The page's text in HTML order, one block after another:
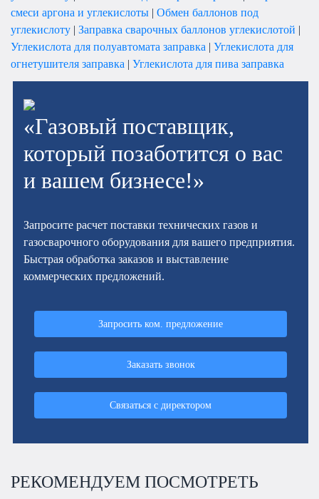
смеси аргона и углекислоты | Обмен баллонов под
углекислоту | Заправка сварочных баллонов углекислотой |
Углекислота для полуавтомата заправка | Углекислота для
огнетушителя заправка | Углекислота для пива заправка
«Газовый поставщик,
который позаботится о вас
и вашем бизнесе!»
Запросите расчет поставки технических газов и
газосварочного оборудования для вашего предприятия.
Быстрая обработка заказов и выставление
коммерческих предложений.
Запросить ком. предложение
Заказать звонок
Связаться с директором
РЕКОМЕНДУЕМ ПОСМОТРЕТЬ